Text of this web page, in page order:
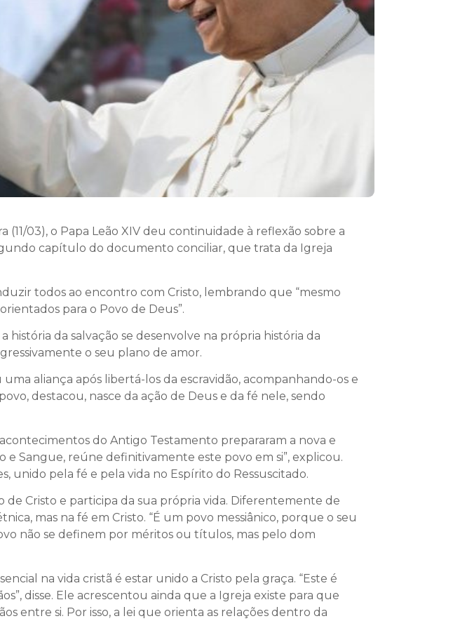
03), o Papa Leão XIV deu continuidade à reflexão sobre a
capítulo do documento conciliar, que trata da Igreja
todos ao encontro com Cristo, lembrando que “mesmo
para o Povo de Deus”.
da salvação se desenvolve na própria história da
o seu plano de amor.
aliança após libertá-los da escravidão, acompanhando-os e
destacou, nasce da ação de Deus e da fé nele, sendo
do Antigo Testamento prepararam a nova e
e Sangue, reúne definitivamente este povo em si”, explicou.
unido pela fé e pela vida no Espírito do Ressuscitado.
Cristo e participa da sua própria vida. Diferentemente de
mas na fé em Cristo. “É um povo messiânico, porque o seu
não se definem por méritos ou títulos, mas pelo dom
na vida cristã é estar unido a Cristo pela graça. “Este é
disse. Ele acrescentou ainda que a Igreja existe para que
entre si. Por isso, a lei que orienta as relações dentro da